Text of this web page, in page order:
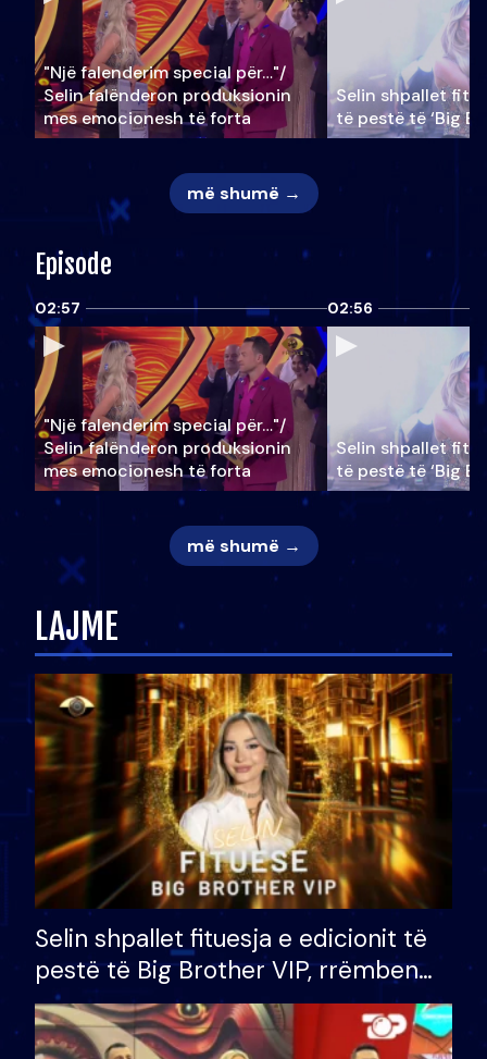
"Një falenderim special për…"/
Selin falënderon produksionin
mes emocionesh të forta
Selin shpallet
të pestë të ‘Big
më shumë →
Episode
02:57
"Një falenderim special për…"/
Selin falënderon produksionin
mes emocionesh të forta
02:56
Selin shpallet
të pestë të ‘Big
më shumë →
LAJME
Selin shpallet fituesja e edicionit të
pestë të Big Brother VIP, rrëmben
çmimin e madh prej 100 mijë eurosh